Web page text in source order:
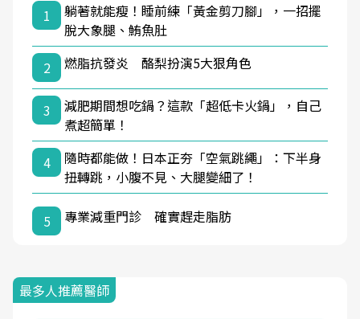
1
躺著就能瘦！睡前練「黃金剪刀腳」，一招擺
脫大象腿、鮪魚肚
2
燃脂抗發炎 酪梨扮演5大狠角色
3
減肥期間想吃鍋？這款「超低卡火鍋」，自己
煮超簡單！
4
隨時都能做！日本正夯「空氣跳繩」：下半身
扭轉跳，小腹不見、大腿變細了！
5 專業減重門診 確實趕走脂肪
最多人推薦醫師